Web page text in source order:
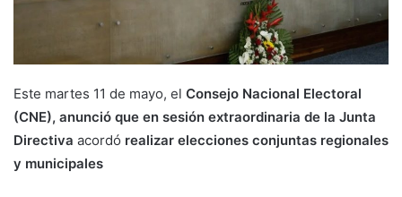
Este martes 11 de mayo, el Consejo Nacional Electoral
(CNE), anunció que en sesión extraordinaria de la Junta
Directiva acordó realizar elecciones conjuntas regionales
y municipales